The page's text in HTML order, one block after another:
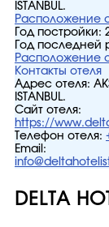
ISTANBUL.
Расположение
Год постройки:
Год последней
Расположение
Контакты отеля
Адрес отеля:
ISTANBUL.
Сайт отеля:
https://
Телефон отеля:
Email:
DELTA